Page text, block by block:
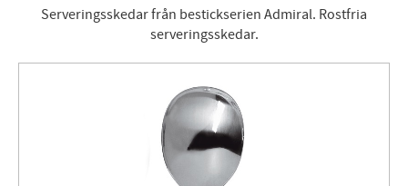
Serveringsskedar från bestickserien Admiral. Rostfria
serveringsskedar.